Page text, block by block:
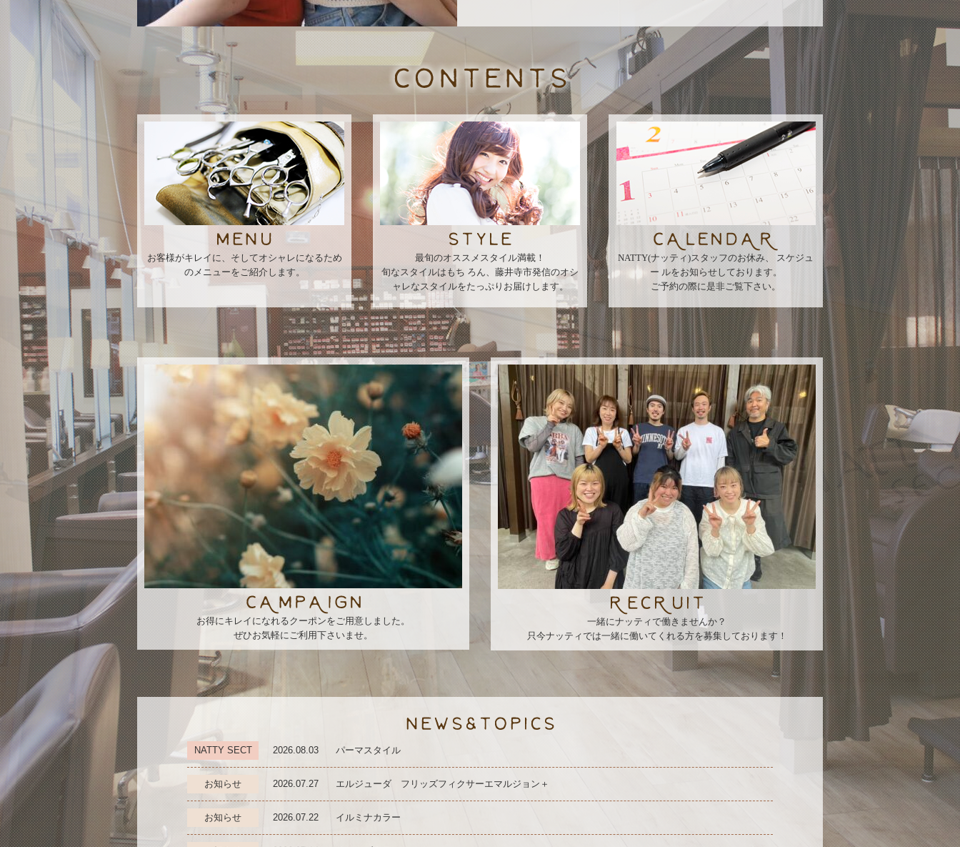
お客様がキレイに、そしてオシャレになるため
のメニューをご紹介します。
最旬のオススメスタイル満載！
旬なスタイルはもち ろん、藤井寺市発信のオシ
ャレなスタイルをたっぷりお届けします。
NATTY(ナッティ)スタッフのお休み、 スケジュ
ー ルをお知らせしております。
ご予約の際に是非ご覧下さい。
お得にキレイになれるクーポンをご用意しました。
ぜひお気軽にご利用下さいませ。
一緒にナッティで働きませんか？
只今ナッティでは一緒に働いてくれる方を募集しております！
NATTY SECT 2026.08.03 パーマスタイル
お知らせ 2026.07.27 エルジューダ フリッズフィクサーエマルジョン＋
お知らせ 2026.07.22 イルミナカラー